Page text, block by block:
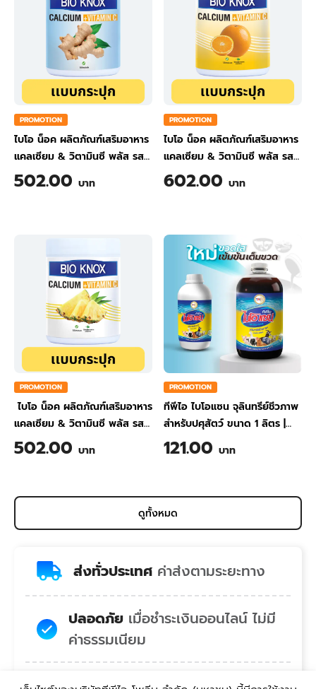
PROMOTION
ไบโอ น็อค ผลิตภัณฑ์เสริมอาหาร
แคลเซียม & วิตามินซี พลัส รส
ขิง ขนาด 200 กรัม
502.00 บาท
PROMOTION
ไบโอ น็อค ผลิตภัณฑ์เสริมอาหาร
แคลเซียม & วิตามินซี พลัส รส
ส้ม ขนาด 200 กรัม
602.00 บาท
PROMOTION
ไบโอ น็อค ผลิตภัณฑ์เสริมอาหาร
แคลเซียม & วิตามินซี พลัส รส
สับปะรด ขนาด 200 กรัม
502.00 บาท
PROMOTION
ทีพีไอ ไบโอแซน จุลินทรีย์ชีวภาพ
สำหรับปศุสัตว์ ขนาด 1 ลิตร
TPI BIO-SAN Organic
Wastewater Treatment for
121.00 บาท
ดูทั้งหมด
ส่งทั่วประเทศ ค่าส่งตามระยะทาง
ปลอดภัย เมื่อชำระเงินออนไลน์ ไม่มี
ค่าธรรมเนียม